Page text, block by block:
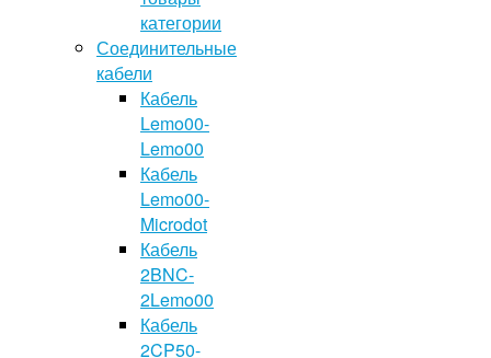
категории
Соединительные
кабели
Кабель
Lemo00-
Lemo00
Кабель
Lemo00-
Microdot
Кабель
2BNC-
2Lemo00
Кабель
2CP50-